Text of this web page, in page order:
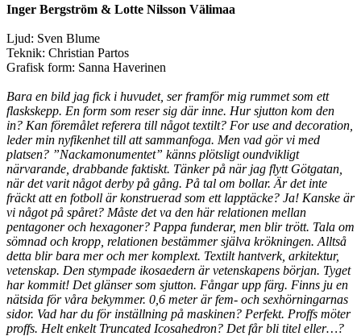
Inger Bergström & Lotte Nilsson Välimaa
Ljud: Sven Blume
Teknik: Christian Partos
Grafisk form: Sanna Haverinen
Bara en bild jag fick i huvudet, ser framför mig rummet som ett
flaskskepp. En form som reser sig där inne. Hur sjutton kom den
in? Kan föremålet referera till något textilt? For use and decoration,
leder min nyfikenhet till att sammanfoga. Men vad gör vi med
platsen? ”Nackamonumentet” känns plötsligt oundvikligt
närvarande, drabbande faktiskt. Tänker på när jag flytt Götgatan,
när det varit något derby på gång. På tal om bollar. Är det inte
fräckt att en fotboll är konstruerad som ett lapptäcke? Ja! Kanske är
vi något på spåret? Måste det va den här relationen mellan
pentagoner och hexagoner? Pappa funderar, men blir trött. Tala om
sömnad och kropp, relationen bestämmer själva krökningen. Alltså
detta blir bara mer och mer komplext. Textilt hantverk, arkitektur,
vetenskap. Den stympade ikosaedern är vetenskapens början. Tyget
har kommit! Det glänser som sjutton. Fångar upp färg. Finns ju en
nätsida för våra bekymmer. 0,6 meter är fem- och sexhörningarnas
sidor. Vad har du för inställning på maskinen? Perfekt. Proffs möter
proffs. Helt enkelt Truncated Icosahedron? Det får bli titel eller…?